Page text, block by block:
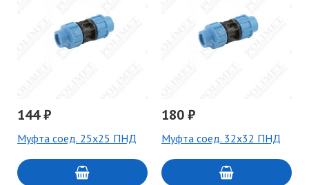
144 ₽
Муфта соед. 25х25 ПНД
180 ₽
Муфта соед. 32х32 ПНД